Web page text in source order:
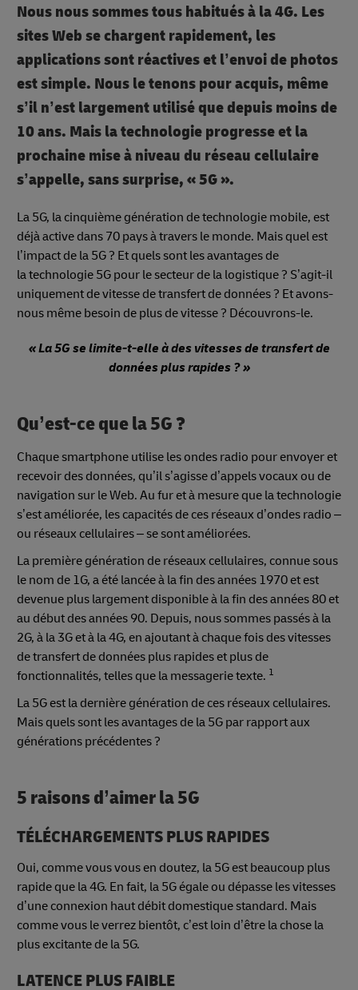
Nous nous sommes tous habitués à la 4G. Les
sites Web se chargent rapidement, les
applications sont réactives et l’envoi de photos
est simple. Nous le tenons pour acquis, même
s’il n’est largement utilisé que depuis moins de
10 ans. Mais la technologie progresse et la
prochaine mise à niveau du réseau cellulaire
s’appelle, sans surprise, « 5G ».
La 5G, la cinquième génération de technologie mobile, est
déjà active dans 70 pays à travers le monde. Mais quel est
l’impact de la 5G ? Et quels sont les avantages de
la technologie 5G pour le secteur de la logistique ? S’agit-il
uniquement de vitesse de transfert de données ? Et avons-
nous même besoin de plus de vitesse ? Découvrons-le.
« La 5G se limite-t-elle à des vitesses de transfert de
données plus rapides ? »
Qu’est-ce que la 5G ?
Chaque smartphone utilise les ondes radio pour envoyer et
recevoir des données, qu’il s’agisse d’appels vocaux ou de
navigation sur le Web. Au fur et à mesure que la technologie
s’est améliorée, les capacités de ces réseaux d’ondes radio –
ou réseaux cellulaires – se sont améliorées.
La première génération de réseaux cellulaires, connue sous
le nom de 1G, a été lancée à la fin des années 1970 et est
devenue plus largement disponible à la fin des années 80 et
au début des années 90. Depuis, nous sommes passés à la
2G, à la 3G et à la 4G, en ajoutant à chaque fois des vitesses
de transfert de données plus rapides et plus de
fonctionnalités, telles que la messagerie texte. 1
La 5G est la dernière génération de ces réseaux cellulaires.
Mais quels sont les avantages de la 5G par rapport aux
générations précédentes ?
5 raisons d’aimer la 5G
TÉLÉCHARGEMENTS PLUS RAPIDES
Oui, comme vous vous en doutez, la 5G est beaucoup plus
rapide que la 4G. En fait, la 5G égale ou dépasse les vitesses
d’une connexion haut débit domestique standard. Mais
comme vous le verrez bientôt, c’est loin d’être la chose la
plus excitante de la 5G.
LATENCE PLUS FAIBLE